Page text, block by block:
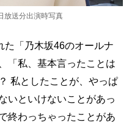
送分出演時写真
た「乃木坂46のオールナ
「私、基本言ったことは
私としたことが、やっぱ
いといけないことがあっ
終わっちゃったことがあ